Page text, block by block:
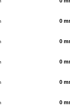
0
0
0
0
0